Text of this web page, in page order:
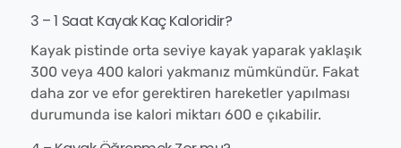
3 – 1 Saat Kayak Kaç Kaloridir?
Kayak pistinde orta seviye kayak yaparak yaklaşık
300 veya 400 kalori yakmanız mümkündür. Fakat
daha zor ve efor gerektiren hareketler yapılması
durumunda ise kalori miktarı 600 e çıkabilir.